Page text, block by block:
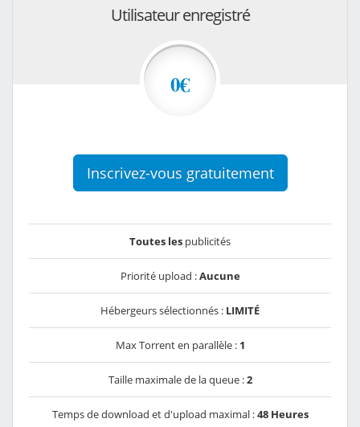
Utilisateur enregistré
0€
Inscrivez-vous gratuitement
Toutes les publicités
Priorité upload :Aucune
Hébergeurs sélectionnés : LIMITÉ
Max Torrent en parallèle : 1
Taille maximale de la queue :2
Temps de download et d'upload maximal :48 Heures